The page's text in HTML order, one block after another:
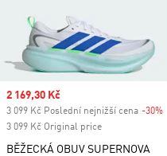
Sale price
2 169,30 Kč
3 099 Kč Poslední nejnižší cena -30%
3 099 Kč Original price
BĚŽECKÁ OBUV SUPERNOVA